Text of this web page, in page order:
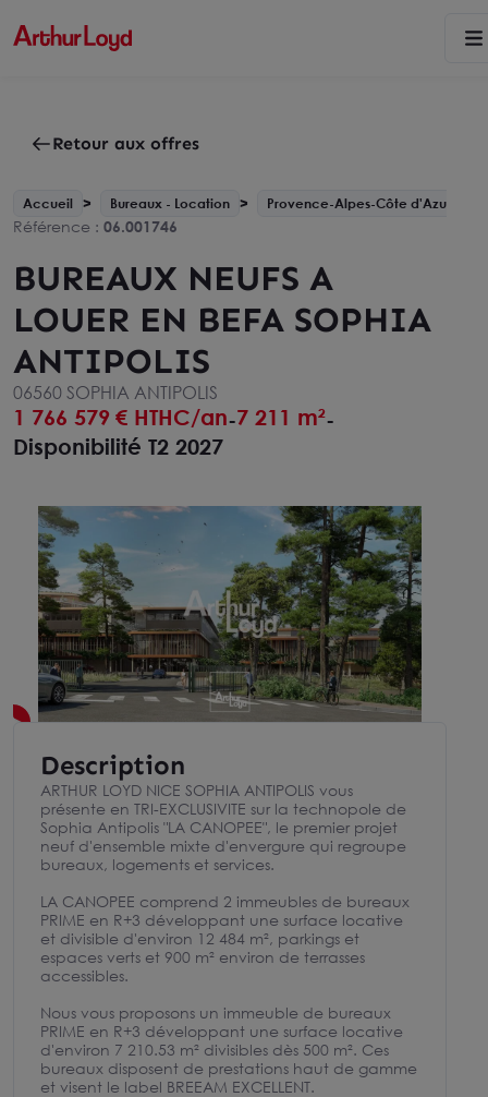
Retour aux offres
Accueil Bureaux - Location Provence-Alpes-Côte d'Azur
Référence : 06.001746
BUREAUX NEUFS A
LOUER EN BEFA SOPHIA
ANTIPOLIS
06560 SOPHIA ANTIPOLIS
1 766 579 € HTHC/an-7 211 m²-
Disponibilité T2 2027
Description
ARTHUR LOYD NICE SOPHIA ANTIPOLIS vous
présente en TRI-EXCLUSIVITE sur la technopole de
Sophia Antipolis "LA CANOPEE", le premier projet
neuf d'ensemble mixte d'envergure qui regroupe
bureaux, logements et services.
LA CANOPEE comprend 2 immeubles de bureaux
PRIME en R+3 développant une surface locative
et divisible d'environ 12 484 m², parkings et
espaces verts et 900 m² environ de terrasses
accessibles.
Nous vous proposons un immeuble de bureaux
PRIME en R+3 développant une surface locative
d'environ 7 210.53 m² divisibles dès 500 m². Ces
bureaux disposent de prestations haut de gamme
et visent le label BREEAM EXCELLENT.